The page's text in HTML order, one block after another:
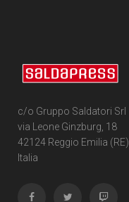
c/o Gruppo Saldatori Srl
via Leone Ginzburg, 18
42124 Reggio Emilia (RE)
Italia